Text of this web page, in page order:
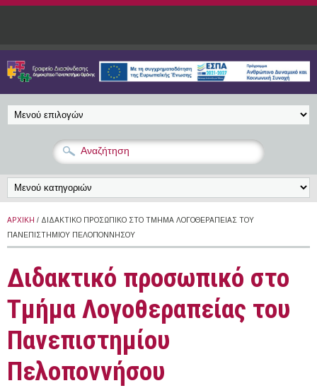
Παράκαμψη προς το κυρίως περιεχόμενο
ΑΡΧΙΚΉ / ΔΙΔΑΚΤΙΚΌ ΠΡΟΣΩΠΙΚΌ ΣΤΟ ΤΜΉΜΑ ΛΟΓΟΘΕΡΑΠΕΊΑΣ ΤΟΥ
ΠΑΝΕΠΙΣΤΗΜΊΟΥ ΠΕΛΟΠΟΝΝΉΣΟΥ
Διδακτικό προσωπικό στο
Τμήμα Λογοθεραπείας του
Πανεπιστημίου
Πελοποννήσου